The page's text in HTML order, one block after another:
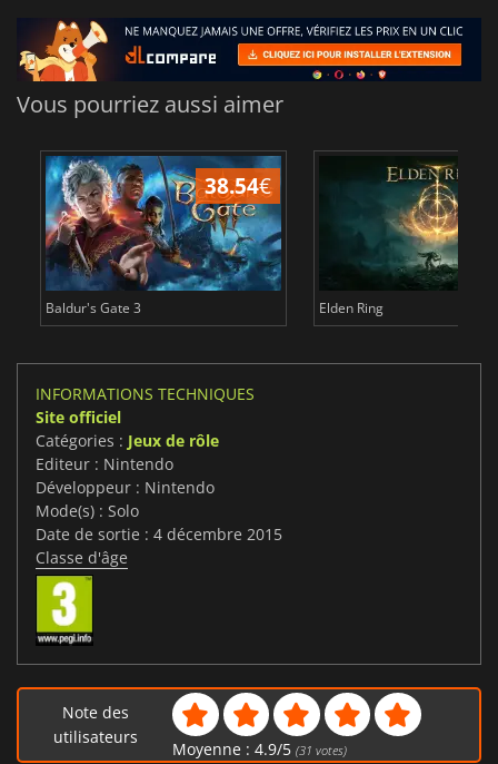
Vous pourriez aussi aimer
38.54€
Baldur's Gate 3 Elden Ring
INFORMATIONS TECHNIQUES
Site officiel
Catégories : Jeux de rôle
Editeur : Nintendo
Développeur : Nintendo
Mode(s) : Solo
Date de sortie : 4 décembre 2015
Classe d'âge
Note des
utilisateurs
Moyenne : 4.9/5 (31 votes)